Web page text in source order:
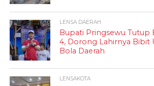
LENSA DAERAH
Bupati Pringsewu Tutup
4, Dorong Lahirnya Bibit
Bola Daerah
LENSAKOTA